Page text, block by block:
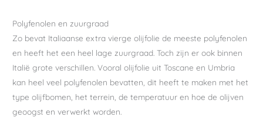
Polyfenolen en zuurgraad
Zo bevat Italiaanse extra vierge olijfolie de meeste polyfenolen
en heeft het een heel lage zuurgraad. Toch zijn er ook binnen
Italië grote verschillen. Vooral olijfolie uit Toscane en Umbria
kan heel veel polyfenolen bevatten, dit heeft te maken met het
type olijfbomen, het terrein, de temperatuur en hoe de olijven
geoogst en verwerkt worden.